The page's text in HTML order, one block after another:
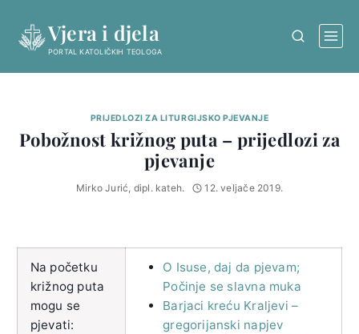
content
Vjera i djela
PORTAL KATOLIČKIH TEOLOGA
PRIJEDLOZI ZA LITURGIJSKO PJEVANJE
Pobožnost križnog puta – prijedlozi za
pjevanje
Mirko Jurić, dipl. kateh. 12. veljače 2019.
Na početku
križnog puta
mogu se
pjevati:
O Isuse, daj da pjevam;
Počinje se slavna muka
Barjaci kreću Kraljevi –
gregorijanski napjev